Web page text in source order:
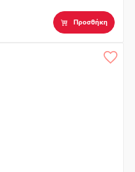
Προσθήκη